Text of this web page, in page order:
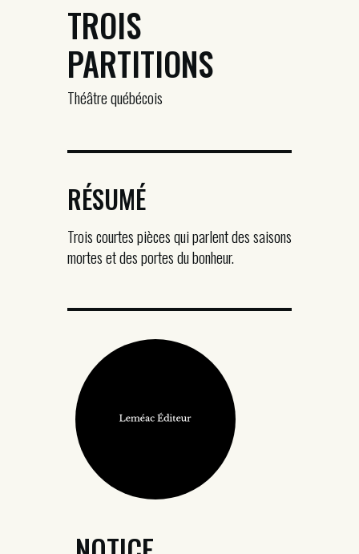
TROIS
PARTITIONS
Théâtre québécois
RÉSUMÉ
Trois courtes pièces qui parlent des saisons
mortes et des portes du bonheur.